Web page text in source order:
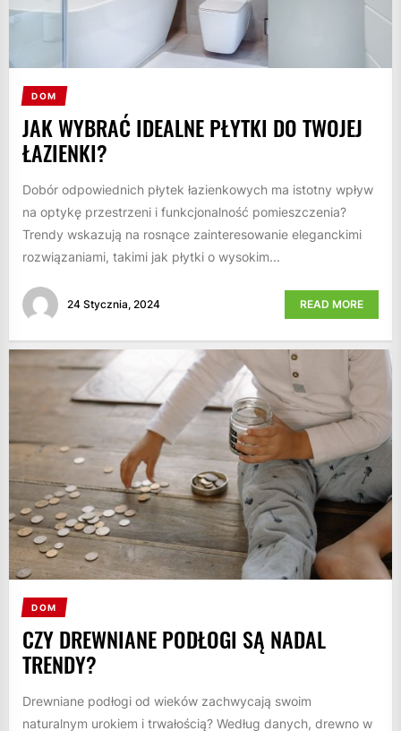
DOM
JAK WYBRAĆ IDEALNE PŁYTKI DO TWOJEJ
ŁAZIENKI?
Dobór odpowiednich płytek łazienkowych ma istotny wpływ
na optykę przestrzeni i funkcjonalność pomieszczenia?
Trendy wskazują na rosnące zainteresowanie eleganckimi
rozwiązaniami, takimi jak płytki o wysokim...
24 Stycznia, 2024 READ MORE
DOM
CZY DREWNIANE PODŁOGI SĄ NADAL
TRENDY?
Drewniane podłogi od wieków zachwycają swoim
naturalnym urokiem i trwałością? Według danych, drewno w